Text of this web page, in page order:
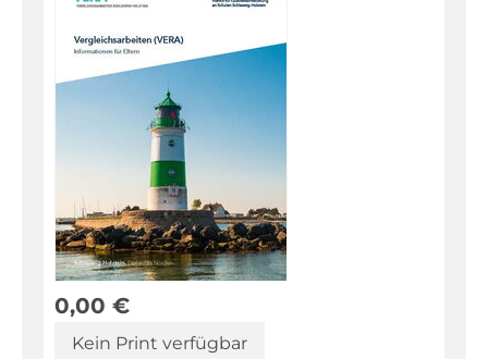
0,00 €
Kein Print verfügbar